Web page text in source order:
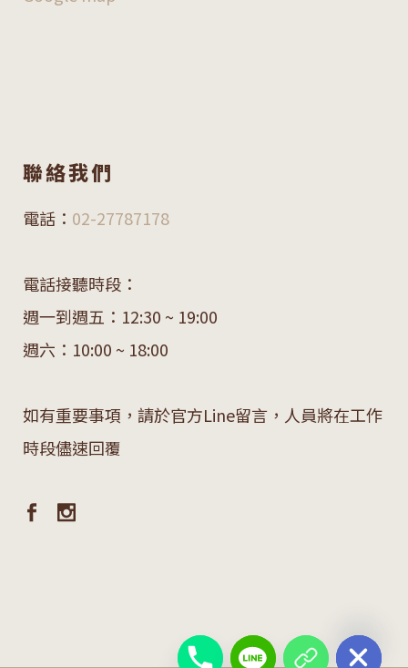
聯絡我們
電話： 02-27787178
電話接聽時段：
週一到週五：12:30 ~ 19:00
週六：10:00 ~ 18:00
如有重要事項，請於官方Line留言，人員將在工作
時段儘速回覆